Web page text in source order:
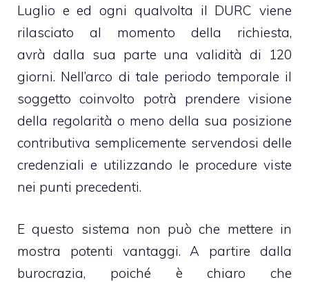
Luglio e ed ogni qualvolta il DURC viene
rilasciato al momento della richiesta,
avrà dalla sua parte una validità di 120
giorni. Nell’arco di tale periodo temporale il
soggetto coinvolto potrà prendere visione
della regolarità o meno della sua posizione
contributiva semplicemente servendosi delle
credenziali e utilizzando le procedure viste
nei punti precedenti.
E questo sistema non può che mettere in
mostra potenti vantaggi. A partire dalla
burocrazia, poiché è chiaro che